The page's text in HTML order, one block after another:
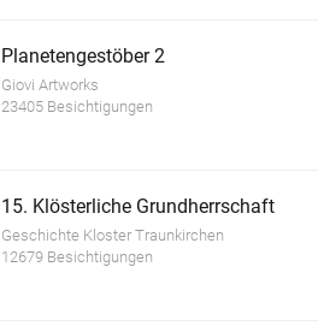
Planetengestöber 2
Giovi Artworks
23405 Besichtigungen
15. Klösterliche Grundherrschaft
Geschichte Kloster Traunkirchen
12679 Besichtigungen